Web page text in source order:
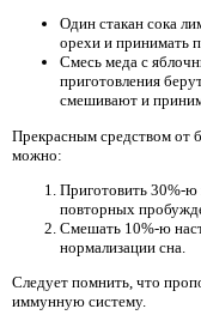
Один стакан сока
орехи и принимать
Смесь меда с
приготовления
смешивают и
Прекрасным средством от
можно:
Приготовить 30%-ю
повторных
Смешать 10%-ю
нормализации сна.
Следует помнить, что
иммунную систему.